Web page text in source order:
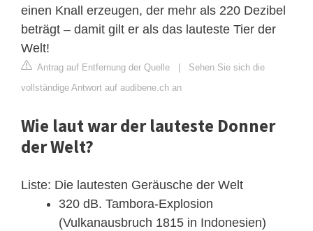
einen Knall erzeugen, der mehr als 220 Dezibel
beträgt – damit gilt er als das lauteste Tier der
Welt!
Antrag auf Entfernung der Quelle
Sehen Sie sich die
vollständige Antwort auf audibene.ch an
Wie laut war der lauteste Donner
der Welt?
Liste: Die lautesten Geräusche der Welt
320 dB. Tambora-Explosion
(Vulkanausbruch 1815 in Indonesien)